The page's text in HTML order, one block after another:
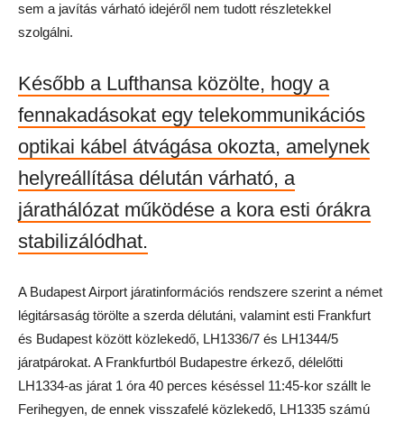
sem a javítás várható idejéről nem tudott részletekkel
szolgálni.
Később a Lufthansa közölte, hogy a
fennakadásokat egy telekommunikációs
optikai kábel átvágása okozta, amelynek
helyreállítása délután várható, a
járathálózat működése a kora esti órákra
stabilizálódhat.
A Budapest Airport járatinformációs rendszere szerint a német
légitársaság törölte a szerda délutáni, valamint esti Frankfurt
és Budapest között közlekedő, LH1336/7 és LH1344/5
járatpárokat. A Frankfurtból Budapestre érkező, délelőtti
LH1334-as járat 1 óra 40 perces késéssel 11:45-kor szállt le
Ferihegyen, de ennek visszafelé közlekedő, LH1335 számú